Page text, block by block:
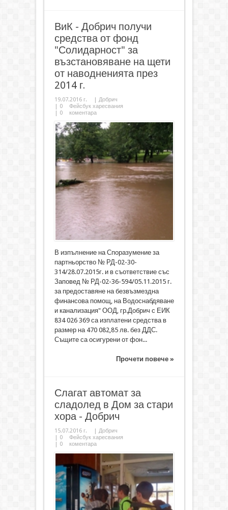
ВиК - Добрич получи
средства от фонд
"Солидарност" за
възстановяване на щети
от наводненията през
2014 г.
19.07.2016 г. | Добрич
| 0
Фейсбук харесвания
| 0 коментара
В изпълнение на Споразумение за
партньорство № РД-02-30-
314/28.07.2015г. и в съответствие със
Заповед № РД-02-36-594/05.11.2015 г.
за предоставяне на безвъзмездна
финансова помощ, на Водоснабдяване
и канализация" ООД, гр.Добрич с ЕИК
834 026 369 са изплатени средства в
размер на 470 082,85 лв. без ДДС.
Същите са осигурени от фон...
Прочети повече »
Слагат автомат за
сладолед в Дом за стари
хора - Добрич
15.07.2016 г. | Добрич
| 0
Фейсбук харесвания
| 0 коментара